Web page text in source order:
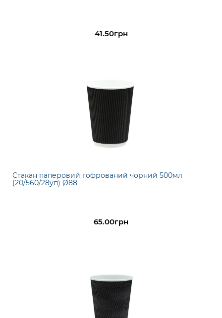
41.50грн
Стакан паперовий гофрований чорний 500мл
(20/560/28уп) Ø88
65.00грн